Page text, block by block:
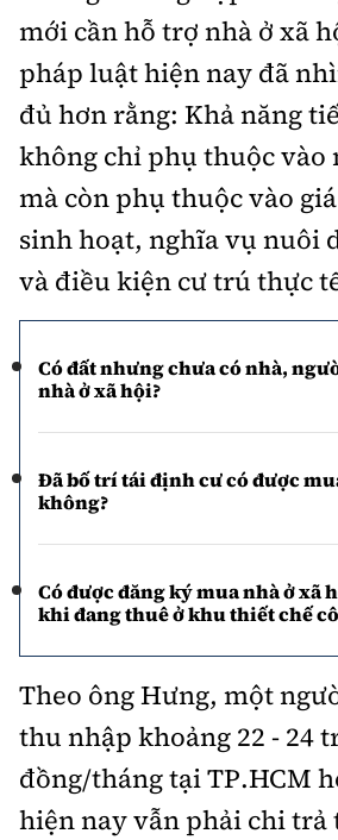
mới cần hỗ trợ nhà ở xã
pháp luật hiện nay đã
đủ hơn rằng: Khả năng
không chỉ phụ thuộc vào
mà còn phụ thuộc vào
sinh hoạt, nghĩa vụ nuôi
và điều kiện cư trú thực
Có đất nhưng chưa có nhà,
nhà ở xã hội?
Đã bố trí tái định cư có được
không?
Có được đăng ký mua nhà ở xã
khi đang thuê ở khu thiết chế
Theo ông Hưng, một
thu nhập khoảng 22 - 24
đồng/tháng tại TP.HCM
hiện nay vẫn phải chi trả